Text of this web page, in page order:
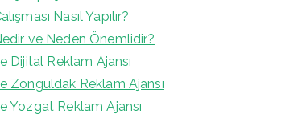
Nasıl Yapılır?
ve Neden Önemlidir?
Dijital Reklam Ajansı
Zonguldak Reklam Ajansı
Yozgat Reklam Ajansı